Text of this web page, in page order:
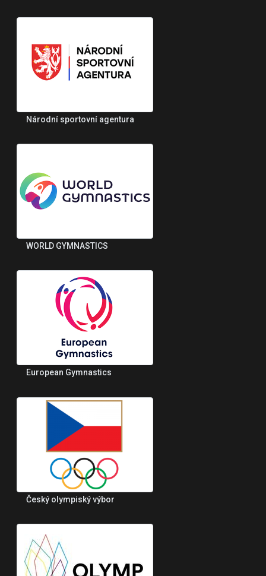
Národní sportovní agentura
WORLD GYMNASTICS
European Gymnastics
Český olympiský výbor